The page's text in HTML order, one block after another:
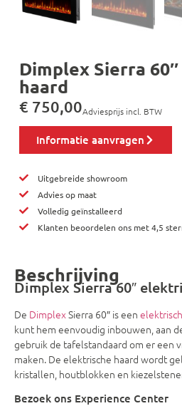
Dimplex Sierra
haard
€ 750,00Adviesprijs incl. BTW
Informatie aanvragen
Uitgebreide showroom
Advies op maat
Volledig geïnstalleerd
Klanten beoordelen ons met 4,5
Beschrijving
Dimplex Sierra 60″
De Dimplex Sierra 60″ is een
kunt hem eenvoudig inbouwen, aan
gebruik de tafelstandaard om er een
maken. De elektrische haard wordt
kristallen, houtblokken en
Bezoek ons Experience Center